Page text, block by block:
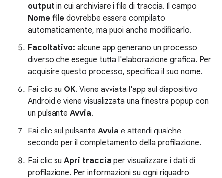
output in cui archiviare i file di traccia. Il campo
Nome file dovrebbe essere compilato
automaticamente, ma puoi anche modificarlo.
Facoltativo: alcune app generano un processo
diverso che esegue tutta l'elaborazione grafica. Per
acquisire questo processo, specifica il suo nome.
Fai clic su OK. Viene avviata l'app sul dispositivo
Android e viene visualizzata una finestra popup con
un pulsante Avvia.
Fai clic sul pulsante Avvia e attendi qualche
secondo per il completamento della profilazione.
Fai clic su Apri traccia per visualizzare i dati di
profilazione. Per informazioni su ogni riquadro